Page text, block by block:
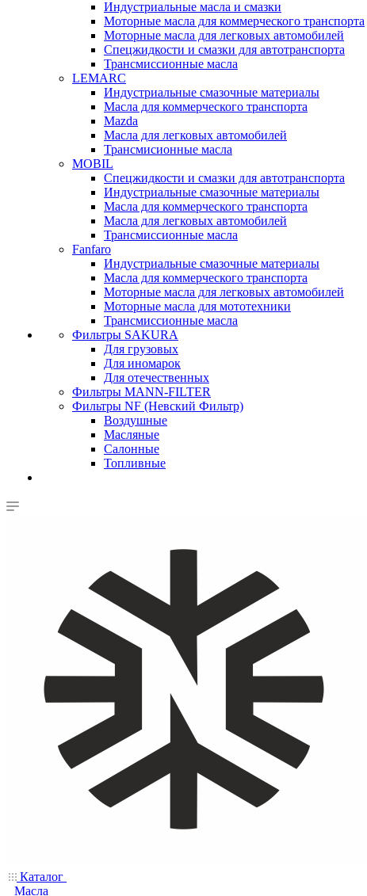
Индустриальные масла и смазки
Моторные масла для коммерческого транспорта
Моторные масла для легковых автомобилей
Спецжидкости и смазки для автотранспорта
Трансмиссионные масла
LEMARC
Индустриальные смазочные материалы
Масла для коммерческого транспорта
Mazda
Масла для легковых автомобилей
Трансмисионные масла
MOBIL
Cпецжидкости и смазки для автотранспорта
Индустриальные смазочные материалы
Масла для коммерческого транспорта
Масла для легковых автомобилей
Трансмиссионные масла
Fanfaro
Индустриальные смазочные материалы
Масла для коммерческого транспорта
Моторные масла для легковых автомобилей
Моторные масла для мототехники
Трансмиссионные масла
Фильтры SAKURA
Для грузовых
Для иномарок
Для отечественных
Фильтры MANN-FILTER
Фильтры NF (Невский Фильтр)
Воздушные
Масляные
Салонные
Топливные
Каталог
Масла